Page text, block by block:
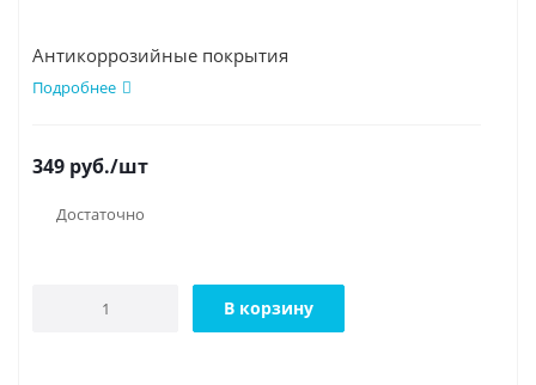
Антикоррозийные покрытия
Подробнее
349 руб./шт
Достаточно
В корзину